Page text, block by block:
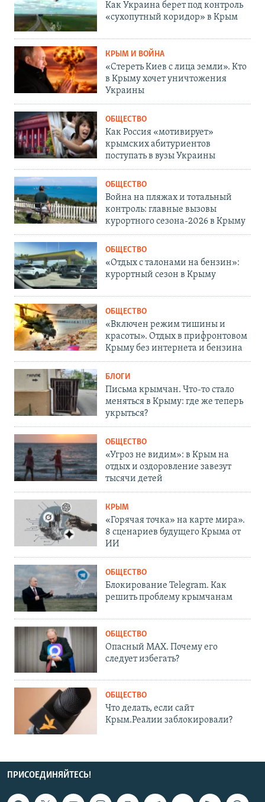
Как Украина берет под контроль
«сухопутный коридор» в Крым
КРЫМ И ВОЙНА
«Стереть Киев с лица земли». Кто
в Крыму хочет уничтожения
Украины
ОБЩЕСТВО
Как Россия «мотивирует»
крымских абитуриентов
поступать в вузы Украины
ОБЩЕСТВО
Война на пляжах и тотальный
контроль: главные вызовы
курортного сезона-2026 в Крыму
ОБЩЕСТВО
«Отдых с талонами на бензин»:
курортный сезон в Крыму
ОБЩЕСТВО
«Включен режим тишины и
красоты». Отдых в прифронтовом
Крыму без интернета и бензина
БЛОГИ
Письма крымчан. Что-то стало
меняться в Крыму: где же теперь
укрыться?
ОБЩЕСТВО
«Угроз не видим»: в Крым на
отдых и оздоровление завезут
тысячи детей
КРЫМ
«Горячая точка» на карте мира».
8 сценариев будущего Крыма от
ИИ
ОБЩЕСТВО
Блокирование Telegram. Как
решить проблему крымчанам
ОБЩЕСТВО
Опасный MAX. Почему его
следует избегать?
ОБЩЕСТВО
Что делать, если сайт
Крым.Реалии заблокировали?
ПРИСОЕДИНЯЙТЕСЬ!